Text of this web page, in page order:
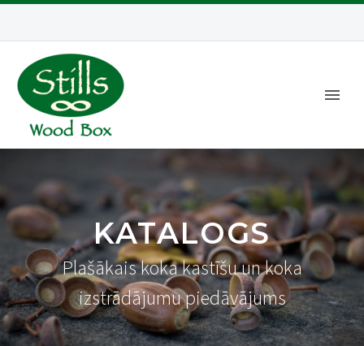
KATALOGS
Plašākais koka kastīšu un koka
izstrādājumu piedāvājums